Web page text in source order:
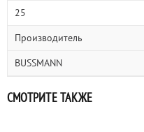
25
Производитель
BUSSMANN
СМОТРИТЕ ТАКЖЕ